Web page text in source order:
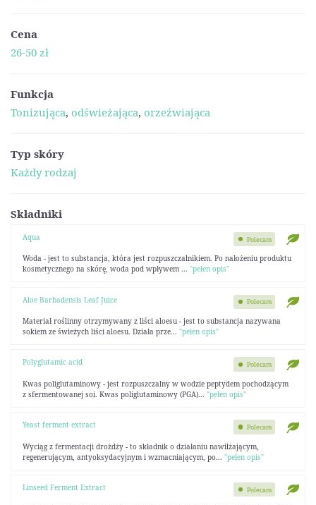
Cena
26-50 zł
Funkcja
Tonizująca, odświeżająca, orzeźwiająca
Typ skóry
Każdy rodzaj
Składniki
Aqua
Woda - jest to substancja, która jest rozpuszczalnikiem. Po nałożeniu produktu
kosmetycznego na skórę, woda pod wpływem ... "pełen opis"
Polecam
Aloe Barbadensis Leaf Juice
Materiał roślinny otrzymywany z liści aloesu - jest to substancja nazywana
sokiem ze świeżych liści aloesu. Działa prze... "pełen opis"
Polecam
Polyglutamic acid
Kwas poliglutaminowy - jest rozpuszczalny w wodzie peptydem pochodzącym
z sfermentowanej soi. Kwas poliglutaminowy (PGA)... "pełen opis"
Polecam
Yeast ferment extract
Wyciąg z fermentacji drożdży - to składnik o działaniu nawilżającym,
regenerującym, antyoksydacyjnym i wzmacniającym, po... "pełen opis"
Polecam
Linseed Ferment Extract Polecam